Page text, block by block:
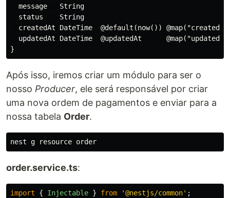
  message   String
  status    String
createdAt DateTime  @default(now())
updatedAt DateTime  @updatedAt
Após isso, iremos criar um módulo para ser o
nosso Producer, ele será responsável por criar
uma nova ordem de pagamentos e enviar para a
nossa tabela Order.
order.service.ts:
import { Injectable } from '@nestjs/common' ;